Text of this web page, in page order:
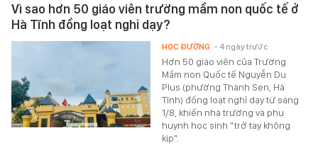
Vì sao hơn 50 giáo viên trường mầm non quốc tế ở
Hà Tĩnh đồng loạt nghỉ dạy?
Hơn 50 giáo viên của Trường
Mầm non Quốc tế Nguyễn Du
Plus (phường Thành Sen, Hà
Tĩnh) đồng loạt nghỉ dạy từ sáng
1/8, khiến nhà trường và phụ
huynh học sinh "trở tay không
kịp".
HỌC ĐƯỜNG - 4 ngày trước